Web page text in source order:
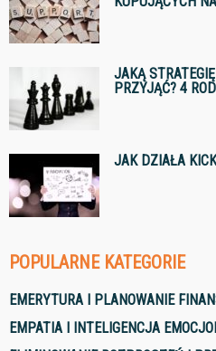
JAKĄ
PRZYJĄĆ? 4
JAK DZIAŁA
POPULARNE KATEGORIE
EMERYTURA I PLANOWANIE
EMPATIA I INTELIGENCJA